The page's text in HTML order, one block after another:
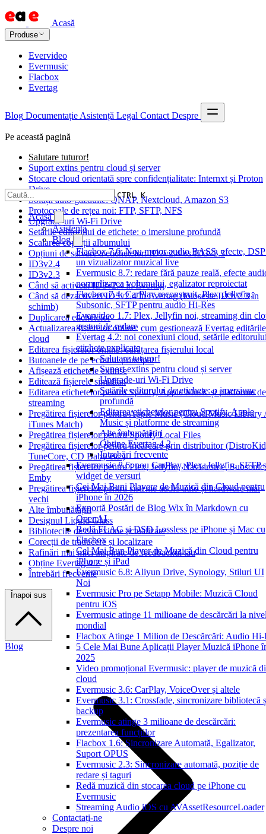
Acasă
Produse
Evervideo
Evermusic
Flacbox
Evertag
Blog Documentație Asistență Legal Contact Despre
CTRL K
Acasă
Asistență
Blog
Flacbox 7.6: Nou motor audio BASS, efecte,
un vizualizator muzical live
Evermusic 8.7: redare fără pauze reală, efecte
normalizarea volumului, egalizator reproiectat
Flacbox 7.4: CarPlay reconstruit, Plex, Jellyfin,
Subsonic, SFTP pentru audio Hi-Res
Evervideo 1.7: Plex, Jellyfin noi, streaming din
gesturi de redare
Evertag 4.2: noi conexiuni cloud, setările
etichete explicate
Salutare tuturor!
Suport extins pentru cloud și server
Upgrade-uri Wi-Fi Drive
Setările editorului de etichete: o imersiune
profundă
Editarea etichetelor pentru Spotify, Apple
Music și platforme de streaming
Alte îmbunătățiri
Obține Evertag 4.2
Întrebări frecvente
Evermusic 8.6: nou CarPlay, Plex, Jellyfin, SFTP
widget de versuri
Cei Mai Buni Playere de Muzică din Cloud pentru
iPhone în 2026
Exportă Postări de Blog Wix în Markdown cu
OpenAI
Redă FLAC și DSD Lossless pe iPhone și Mac cu
Flacbox
Cel Mai Bun Player de Muzică din Cloud pentru
iPhone și iPad
Evermusic 6.8: Aliyun Drive, Synology, Stiluri UI
Noi
Evermusic Pro pe Setapp Mobile: Muzică Cloud
pentru iOS
Evermusic atinge 11 milioane de descărcări la
mondial
Flacbox Atinge 1 Milion de Descărcări: Audio Hi-
5 Cele Mai Bune Aplicații Player Muzică iPhone
2025
Video promoțional Evermusic: player de muzică
cloud
Evermusic 3.6: CarPlay, VoiceOver și altele
Evermusic 3.1: Crossfade, sincronizare bibliotecă
backup
Evermusic atinge 3 milioane de descărcări:
prezentarea funcțiilor
Flacbox 1.6: Sincronizare Automată, Egalizator,
Suport OPUS
Evermusic 2.3: Sincronizare automată, poziție de
redare și taguri
Redă muzică din stocarea cloud pe iPhone cu
Evermusic
Streaming Audio iOS cu AVAssetResourceLoader
Contactați-ne
Despre noi
Pe această pagină
Salutare tuturor!
Suport extins pentru cloud și server
Stocare cloud orientată spre confidențialitate: Internxt și Proton
Drive
Soluții auto-găzduite: QNAP, Nextcloud, Amazon S3
Protocoale de rețea noi: FTP, SFTP, NFS
Upgrade-uri Wi-Fi Drive
Setările editorului de etichete: o imersiune profundă
Scalarea coperții albumului
Opțiuni de salvare a etichetelor: ID3v2.4 vs ID3v2.3
ID3v2.4
ID3v2.3
Când să activezi ID3v2.4 în Evertag
Când să dezactivezi ID3v2.4 în Evertag (folosește ID3v2.3 în
schimb)
Duplicarea etichetelor
Actualizarea fișierelor online: cum gestionează Evertag editările
cloud
Editarea fișierelor online: curățarea fișierului local
Butoanele de pe ecranul principal
Afișează etichetele extinse
Editează fișierele simultan
Editarea etichetelor pentru Spotify, Apple Music și platforme de
streaming
Pregătirea fișierelor pentru Apple Music (Cloud Music Library /
iTunes Match)
Pregătirea fișierelor pentru Spotify Local Files
Pregătirea fișierelor pentru încărcare prin distribuitor
TuneCore, CD Baby etc.)
Pregătirea fișierelor pentru Plex, Jellyfin, Navidrome, Subsonic,
Emby
Pregătirea fișierelor pentru sisteme audio auto și hardware mai
vechi
Alte îmbunătățiri
Designul Liquid Glass
Bibliotecile de conexiune actualizate
Corecții de traducere și localizare
Rafinări mai mici inspirate de feedbackul tău
Obține Evertag 4.2
Întrebări frecvente
Înapoi sus
Blog